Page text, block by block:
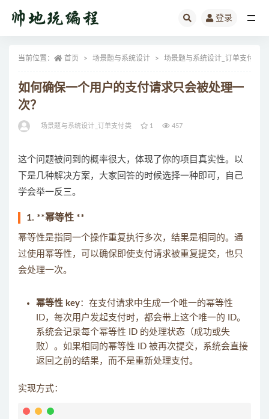
登录
当前位置： 首页 场景题与系统设计 场景题与系统设计_订单支付类
如何确保一个用户的支付请求只会被处理一
次？
场景题与系统设计_订单支付类 1 457
这个问题被问到的概率很大，体现了你的项目真实性。以
下是几种解决方案，大家回答的时候选择一种即可，自己
学会举一反三。
1. **幂等性 **
幂等性是指同一个操作重复执行多次，结果是相同的。通
过使用幂等性，可以确保即使支付请求被重复提交，也只
会处理一次。
幂等性 key：在支付请求中生成一个唯一的幂等性
ID，每次用户发起支付时，都会带上这个唯一的 ID。
系统会记录每个幂等性 ID 的处理状态（成功或失
败）。如果相同的幂等性 ID 被再次提交，系统会直接
返回之前的结果，而不是重新处理支付。
实现方式：